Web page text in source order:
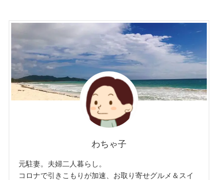
わちゃ子
元駐妻。夫婦二人暮らし。
コロナで引きこもりが加速、お取り寄せグルメ＆スイ